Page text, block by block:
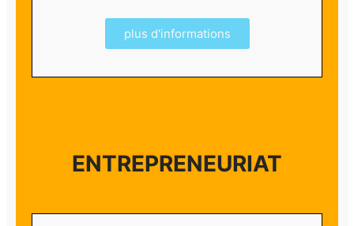
plus d'informations
ENTREPRENEURIAT